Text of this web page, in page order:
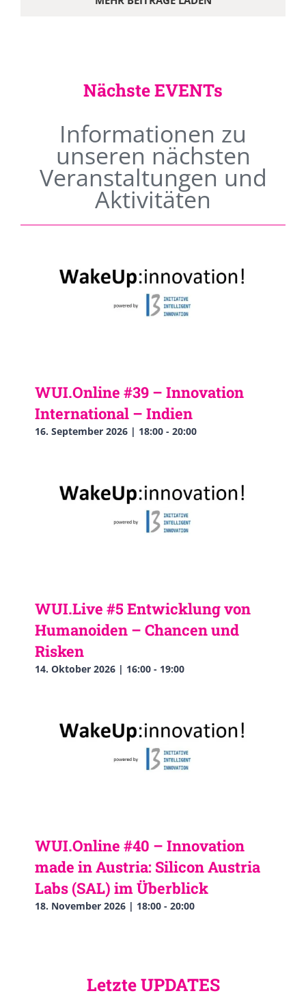
Nächste EVENTs
Informationen zu
unseren nächsten
Veranstaltungen und
Aktivitäten
WUI.Online #39 – Innovation
International – Indien
16. September 2026 | 18:00 - 20:00
WUI.Live #5 Entwicklung von
Humanoiden – Chancen und
Risken
14. Oktober 2026 | 16:00 - 19:00
WUI.Online #40 – Innovation
made in Austria: Silicon Austria
Labs (SAL) im Überblick
18. November 2026 | 18:00 - 20:00
Letzte UPDATES